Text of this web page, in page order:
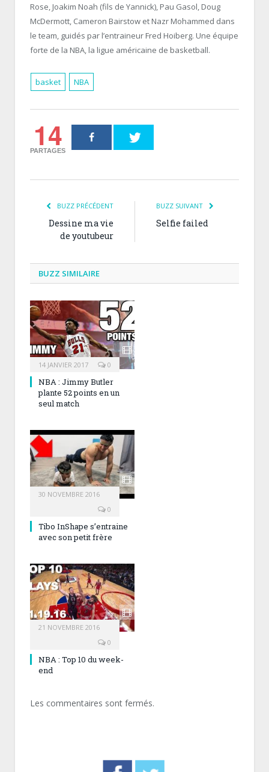
Rose, Joakim Noah (fils de Yannick), Pau Gasol, Doug
McDermott, Cameron Bairstow et Nazr Mohammed dans
le team, guidés par l’entraineur Fred Hoiberg. Une équipe
forte de la NBA, la ligue américaine de basketball.
basket NBA
14
PARTAGES
BUZZ PRÉCÉDENT
Dessine ma vie
de youtubeur
BUZZ SUIVANT
Selfie failed
BUZZ SIMILAIRE
14 JANVIER 2017 0
NBA : Jimmy Butler
plante 52 points en un
seul match
30 NOVEMBRE 2016
0
Tibo InShape s’entraine
avec son petit frère
21 NOVEMBRE 2016
0
NBA : Top 10 du week-
end
Les commentaires sont fermés.